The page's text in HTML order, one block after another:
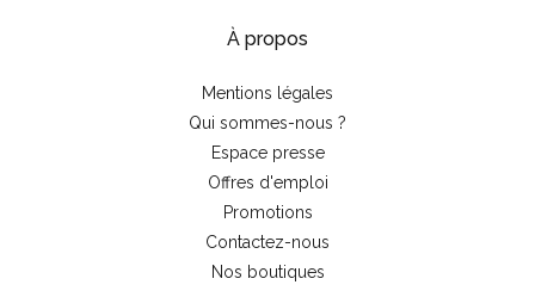
À propos
Mentions légales
Qui sommes-nous ?
Espace presse
Offres d'emploi
Promotions
Contactez-nous
Nos boutiques